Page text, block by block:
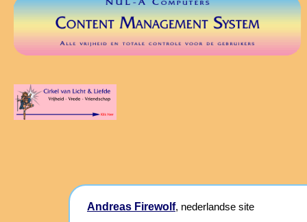
Andreas Firewolf, nederlandse site